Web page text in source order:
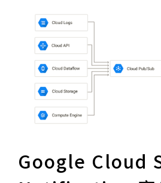
Google Cloud